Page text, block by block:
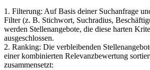
1. Filterung: Auf Basis deiner Suchanfrage
Filter (z. B. Stichwort, Suchradius,
werden Stellenangebote, die diese harten
ausgeschlossen.
2. Ranking: Die verbleibenden
einer kombinierten Relevanzbewertung
zusammensetzt: